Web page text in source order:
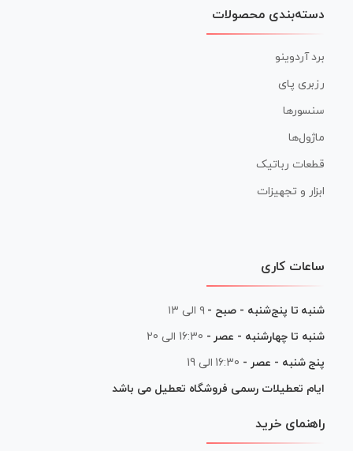
دسته‌بندی محصولات
برد آردوینو
رزبری پای
سنسورها
ماژول‌ها
قطعات رباتیک
ابزار و تجهیزات
ساعات کاری
شنبه تا پنج‌شنبه - صبح - ۹ الی ۱۳
شنبه تا چهارشنبه - عصر - 16:30 الی 20
پنج شنبه - عصر - 16:30 الی 19
ایام تعطیلات رسمی فروشگاه تعطیل می باشد
راهنمای خرید